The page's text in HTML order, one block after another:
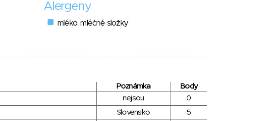
Alergeny
mléko, mléčné složky
Poznámka
Body
nejsou
0
Slovensko
5